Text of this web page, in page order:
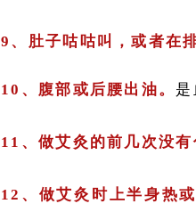
9、肚子咕咕叫，或者在
10、腹部或后腰出油。
11、做艾灸的前几次没有
12、做艾灸时上半身热